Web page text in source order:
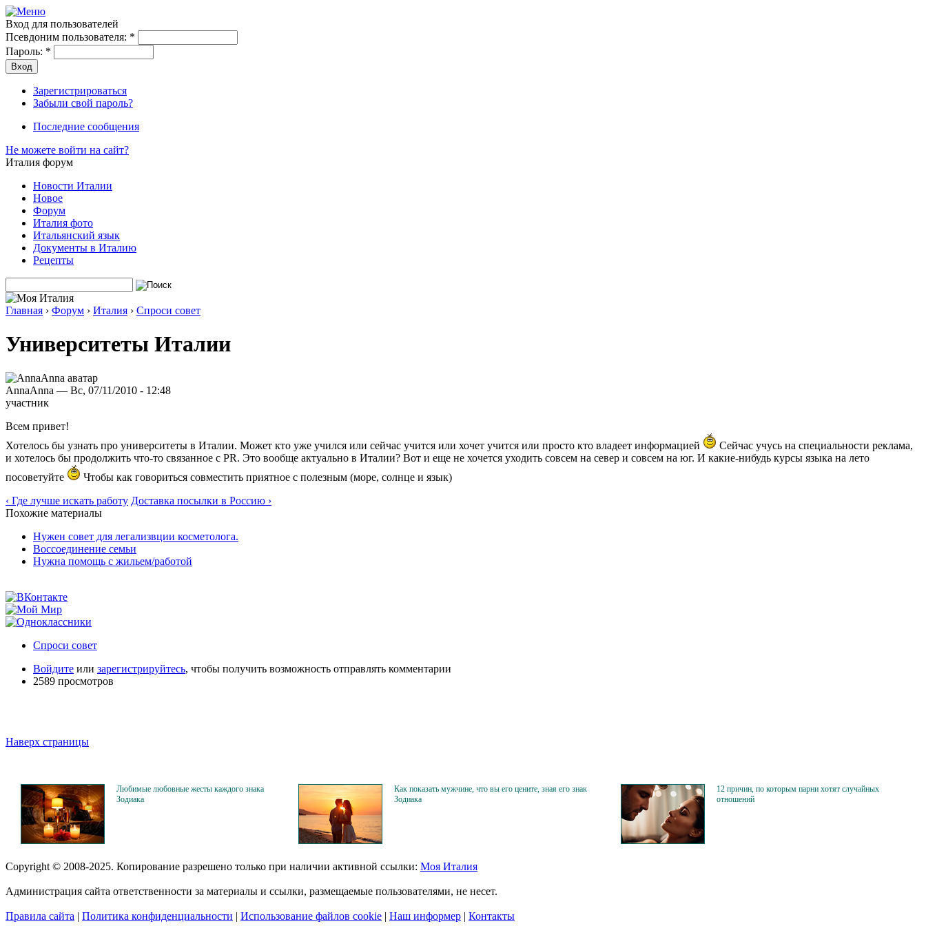
Вход для пользователей
Псевдоним пользователя: *
Пароль: *
Зарегистрироваться
Забыли свой пароль?
Последние сообщения
Не можете войти на сайт?
Италия форум
Новости Италии
Новое
Форум
Италия фото
Итальянский язык
Документы в Италию
Рецепты
Главная › Форум › Италия › Спроси совет
Университеты Италии
AnnaAnna — Вс, 07/11/2010 - 12:48
участник
Всем привет!
Хотелось бы узнать про университеты в Италии. Может кто уже учился или сейчас учится или хочет учится или просто кто владеет информацией
Сейчас учусь на специальности реклама,
и хотелось бы продолжить что-то связанное с PR. Это вообще актуально в Италии? Вот и еще не хочется уходить совсем на север и совсем на юг. И какие-нибудь курсы языка на лето
посоветуйте
Чтобы как говориться совместить приятное с полезным (море, солнце и язык)
‹ Где лучше искать работу Доставка посылки в Россию ›
Похожие материалы
Нужен совет для легализвции косметолога.
Воссоединение семьи
Нужна помощь с жильем/работой
Спроси совет
Войдите или зарегистрируйтесь, чтобы получить возможность отправлять комментарии
2589 просмотров
Наверх страницы
Любимые любовные жесты каждого знака
Зодиака
Как показать мужчине, что вы его цените, зная его знак
Зодиака
12 причин, по которым парни хотят случайных
отношений
Copyright © 2008-2025. Копирование разрешено только при наличии активной ссылки: Моя Италия
Администрация сайта ответственности за материалы и ссылки, размещаемые пользователями, не несет.
Правила сайта | Политика конфиденциальности | Использование файлов cookie | Наш информер | Контакты